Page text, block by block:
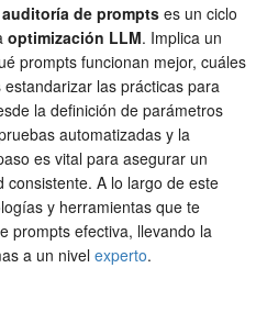
auditoría de prompts es un ciclo
optimización LLM. Implica un
prompts funcionan mejor, cuáles
las prácticas para
la definición de parámetros
automatizadas y la
es vital para asegurar un
consistente. A lo largo de este
y herramientas que te
prompts efectiva, llevando la
a un nivel experto.